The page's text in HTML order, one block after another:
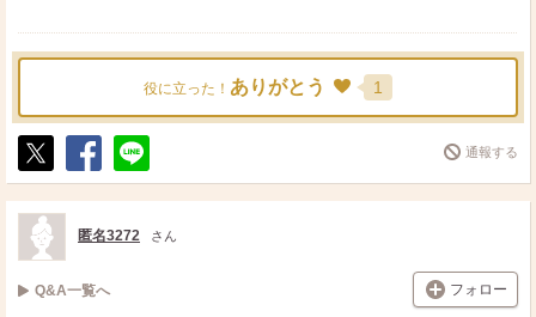
役に立った！ ありがとう 1
ポ
ス
ト
シ
ェ
送
る
通報する
匿名3272 さん
Q&A一覧へ フォロー